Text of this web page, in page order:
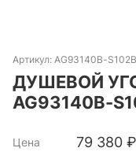
Артикул: AG93140B-S102B
ДУШЕВОЙ
AG93140B-
Цена 79 380 ₽